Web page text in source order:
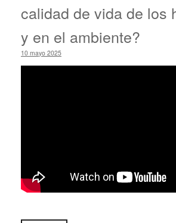
calidad de vida de los
y en el ambiente?
10 mayo 2025